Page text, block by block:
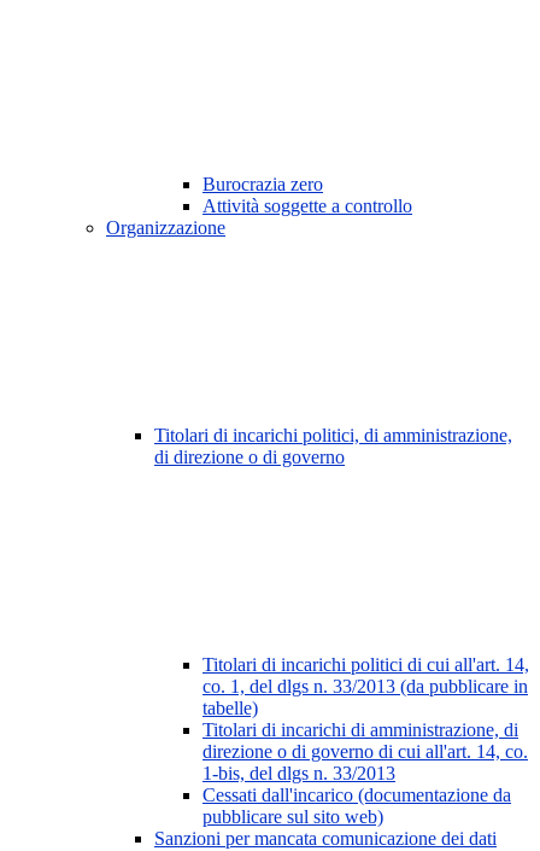
Burocrazia zero
Attività soggette a controllo
Organizzazione
Titolari di incarichi politici, di amministrazione,
di direzione o di governo
Titolari di incarichi politici di cui all'art. 14,
co. 1, del dlgs n. 33/2013 (da pubblicare in
tabelle)
Titolari di incarichi di amministrazione, di
direzione o di governo di cui all'art. 14, co.
1-bis, del dlgs n. 33/2013
Cessati dall'incarico (documentazione da
pubblicare sul sito web)
Sanzioni per mancata comunicazione dei dati